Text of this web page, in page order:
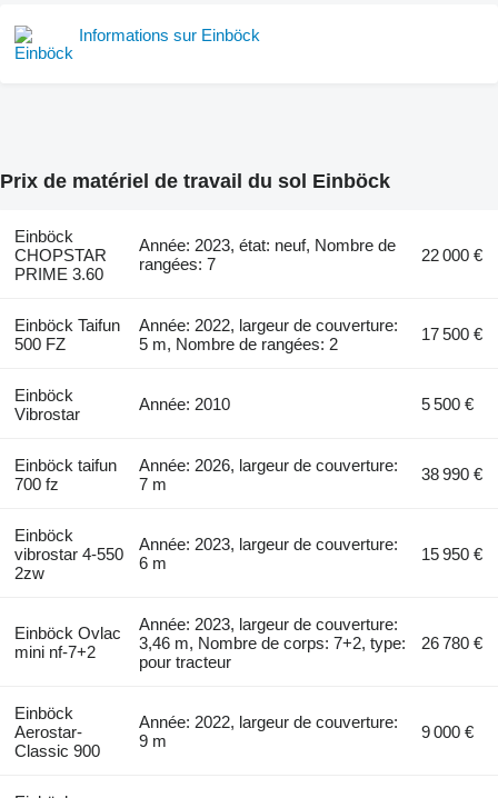
Informations sur Einböck
Prix de matériel de travail du sol Einböck
Einböck
CHOPSTAR
PRIME 3.60
Année: 2023, état: neuf, Nombre de
rangées: 7
22 000 €
Einböck Taifun
500 FZ
Année: 2022, largeur de couverture:
5 m, Nombre de rangées: 2
17 500 €
Einböck
Vibrostar
Année: 2010 5 500 €
Einböck taifun
700 fz
Année: 2026, largeur de couverture:
7 m
38 990 €
Einböck
vibrostar 4-550
2zw
Année: 2023, largeur de couverture:
6 m
15 950 €
Einböck Ovlac
mini nf-7+2
Année: 2023, largeur de couverture:
3,46 m, Nombre de corps: 7+2, type:
pour tracteur
26 780 €
Einböck
Aerostar-
Classic 900
Année: 2022, largeur de couverture:
9 m
9 000 €